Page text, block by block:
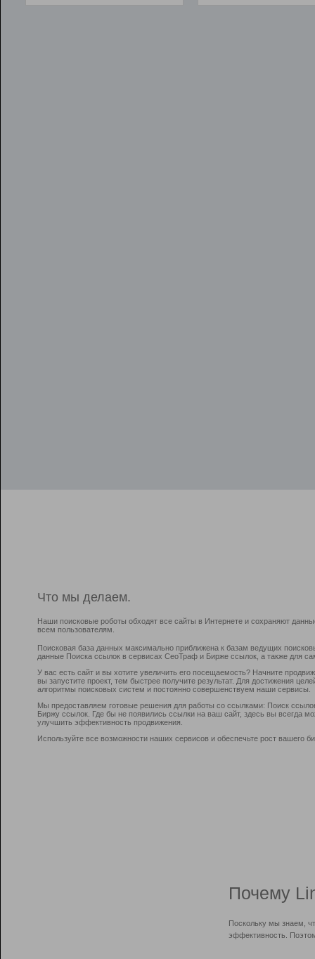
Что мы делаем.
Наши поисковые роботы обходят все сайты в Интернете и сохраняют
всем пользователям.
Поисковая база данных максимально приближена к базам ведущих
данные Поиска ссылок в сервисах СеоТраф и Бирже ссылок, а также для
У вас есть сайт и вы хотите увеличить его посещаемость? Начните
вы запустите проект, тем быстрее получите результат. Для достижения
алгоритмы поисковых систем и постоянно совершенствуем наши сервисы.
Мы предоставляем готовые решения для работы со ссылками: Поиск
Биржу ссылок. Где бы не появились ссылки на ваш сайт, здесь вы всегда
улучшить эффективность продвижения.
Используйте все возможности наших сервисов и обеспечьте рост вашего
Почему
Поскольку мы знаем,
эффективность.